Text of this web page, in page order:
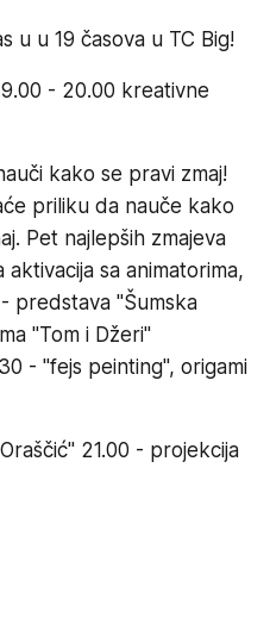
u u 19 časova u TC Big!
- 20.00 kreativne
kako se pravi zmaj!
priliku da nauče kako
Pet najlepših zmajeva
sa animatorima,
predstava "Šumska
"Tom i Džeri"
- "fejs peinting", origami
21.00 - projekcija